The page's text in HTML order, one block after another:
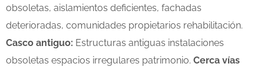
obsoletas, aislamientos deficientes, fachadas
deterioradas, comunidades propietarios rehabilitación.
Casco antiguo: Estructuras antiguas instalaciones
obsoletas espacios irregulares patrimonio. Cerca vías